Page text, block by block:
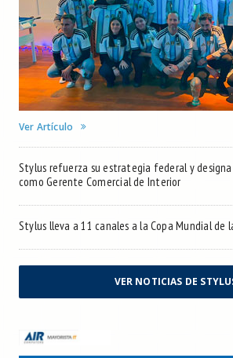
Ver Artículo
Stylus refuerza su estrategia federal y designa
como Gerente Comercial de Interior
Stylus lleva a 11 canales a la Copa Mundial de
VER NOTICIAS DE